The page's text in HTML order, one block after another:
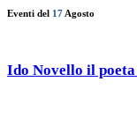
Eventi del 17 Agosto
Ido Novello il